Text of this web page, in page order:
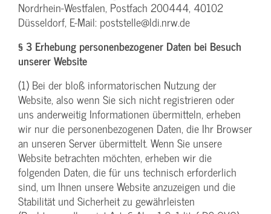
Nordrhein-Westfalen, Postfach 200444, 40102
Düsseldorf, E-Mail: poststelle@ldi.nrw.de
§ 3 Erhebung personenbezogener Daten bei Besuch
unserer Website
(1) Bei der bloß informatorischen Nutzung der
Website, also wenn Sie sich nicht registrieren oder
uns anderweitig Informationen übermitteln, erheben
wir nur die personenbezogenen Daten, die Ihr Browser
an unseren Server übermittelt. Wenn Sie unsere
Website betrachten möchten, erheben wir die
folgenden Daten, die für uns technisch erforderlich
sind, um Ihnen unsere Website anzuzeigen und die
Stabilität und Sicherheit zu gewährleisten